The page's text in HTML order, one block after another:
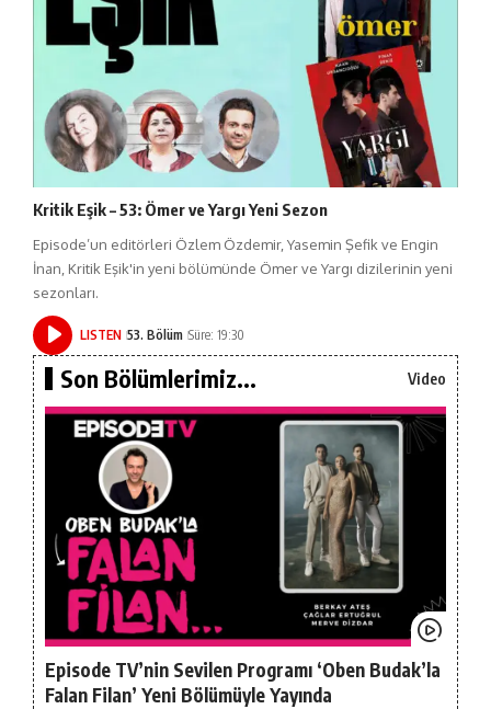
Kritik Eşik – 53: Ömer ve Yargı Yeni Sezon
Episode’un editörleri Özlem Özdemir, Yasemin Şefik ve Engin
İnan, Kritik Eşik'in yeni bölümünde Ömer ve Yargı dizilerinin yeni
sezonları.
LISTEN 53. Bölüm Süre: 19:30
Son Bölümlerimiz... Video
Episode TV’nin Sevilen Programı ‘Oben Budak’la
Falan Filan’ Yeni Bölümüyle Yayında